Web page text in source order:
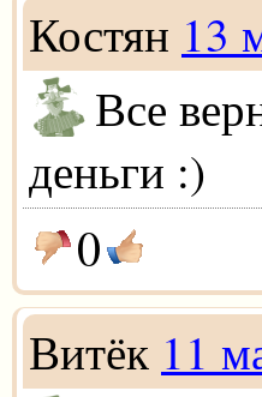
Костян 13
Все
деньги :)
0
Витёк 11